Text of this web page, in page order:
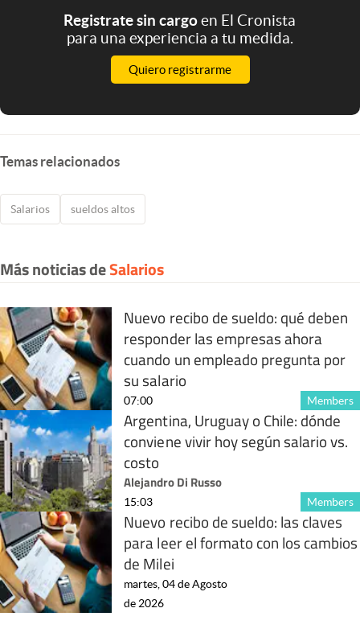
Registrate sin cargoen El Cronista
para una experiencia a tu medida.
Quiero registrarme
Temas relacionados
Salarios sueldos altos
Más noticias deSalarios
Nuevo recibo de sueldo: qué deben
responder las empresas ahora
cuando un empleado pregunta por
su salario
Members
07:00
Argentina, Uruguay o Chile: dónde
conviene vivir hoy según salario vs.
costo
Alejandro Di Russo
Members
15:03
Nuevo recibo de sueldo: las claves
para leer el formato con los cambios
de Milei
martes, 04 de Agosto
de 2026